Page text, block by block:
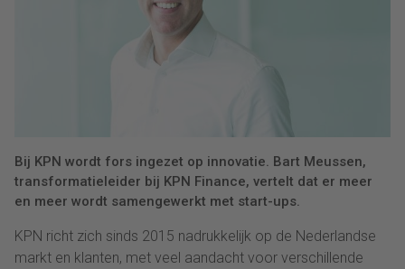
Bij KPN wordt fors ingezet op innovatie. Bart Meussen,
transformatieleider bij KPN Finance, vertelt dat er meer
en meer wordt samengewerkt met start-ups.
KPN richt zich sinds 2015 nadrukkelijk op de Nederlandse
markt en klanten, met veel aandacht voor verschillende